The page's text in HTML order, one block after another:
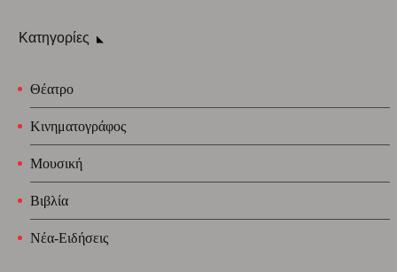
Κατηγορίες
Θέατρο
Κινηματογράφος
Μουσική
Βιβλία
Νέα-Ειδήσεις